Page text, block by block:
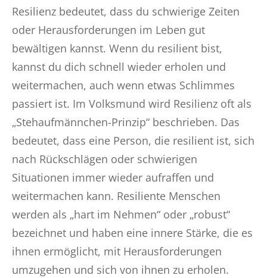
Resilienz bedeutet, dass du schwierige Zeiten
oder Herausforderungen im Leben gut
bewältigen kannst. Wenn du resilient bist,
kannst du dich schnell wieder erholen und
weitermachen, auch wenn etwas Schlimmes
passiert ist. Im Volksmund wird Resilienz oft als
„Stehaufmännchen-Prinzip“ beschrieben. Das
bedeutet, dass eine Person, die resilient ist, sich
nach Rückschlägen oder schwierigen
Situationen immer wieder aufraffen und
weitermachen kann. Resiliente Menschen
werden als „hart im Nehmen“ oder „robust“
bezeichnet und haben eine innere Stärke, die es
ihnen ermöglicht, mit Herausforderungen
umzugehen und sich von ihnen zu erholen.